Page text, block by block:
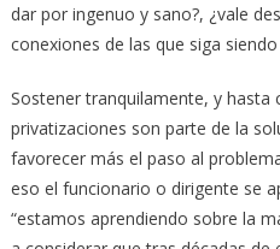
dar por ingenuo y sano?, ¿vale
conexiones de las que siga
Sostener tranquilamente, y hasta
privatizaciones son parte de la
favorecer más el paso al
eso el funcionario o dirigente se
“estamos aprendiendo sobre la